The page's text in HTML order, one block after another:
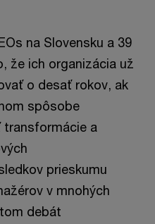
na Slovensku a 39
že ich organizácia už
o desať rokov, ak
spôsobe
transformácie a
prieskumu
v mnohých
debát